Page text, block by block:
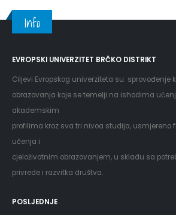
Info
EVROPSKI UNIVERZITET BRČKO DISTRIKT
Ciljevi Evropskog univerziteta su: sprovođenje
obrazovanja koje se temelji na ishodima
akademskim
profilima kroz sva tri nivoa studija, usmjereno
učenja i
cjeloživotnim obrazovanjem, u skladu sa
privrede i razvitka društva.
POSLJEDNJE